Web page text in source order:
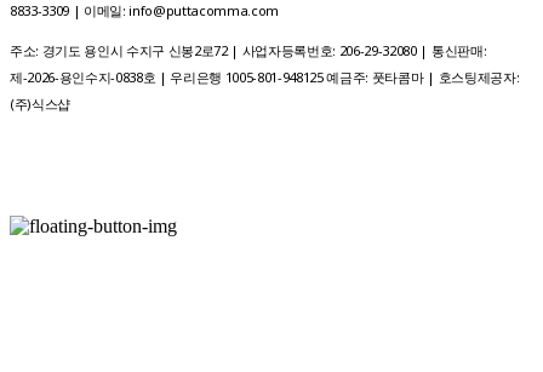
8833-3309 | 이메일: info@puttacomma.com
주소: 경기도 용인시 수지구 신봉2로72 | 사업자등록번호: 206-29-32080| 통신판매:
제-2026-용인수지-0838호 | 우리은행 1005-801-948125 예금주: 풋타콤마| 호스팅제공자:
(주)식스샵